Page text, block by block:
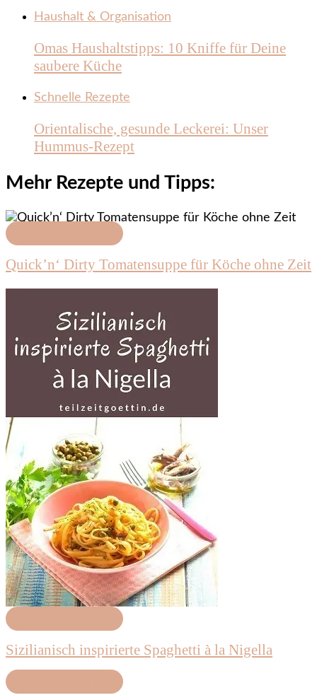
Haushalt & Organisation
Omas Haushaltstipps: 10 Kniffe für Deine
saubere Küche
Schnelle Rezepte
Orientalische, gesunde Leckerei: Unser
Hummus-Rezept
Mehr Rezepte und Tipps:
Quick’n‘ Dirty Tomatensuppe für Köche ohne Zeit
Sizilianisch inspirierte Spaghetti à la Nigella